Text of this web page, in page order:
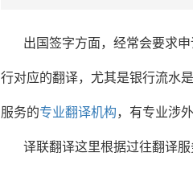
出国签字方面，经常会要求
行对应的翻译，尤其是银行流水
服务的专业翻译机构，有专业涉
译联翻译这里根据过往翻译